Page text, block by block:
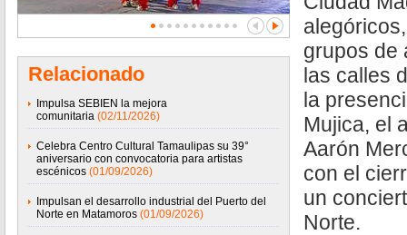
Relacionado
Impulsa SEBIEN la mejora
comunitaria (02/11/2026)
Celebra Centro Cultural Tamaulipas su 39°
aniversario con convocatoria para artistas
escénicos (01/09/2026)
Impulsan el desarrollo industrial del Puerto del
Norte en Matamoros (01/09/2026)
grupos de
las calles
la
Mujica, el
Aarón
con el
un
Norte.